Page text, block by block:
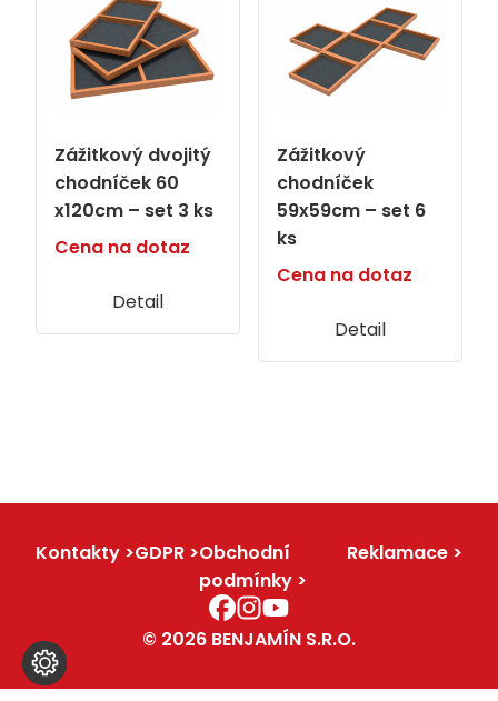
Zážitkový dvojitý
chodníček 60
x120cm – set 3 ks
Cena na dotaz
Detail
Zážitkový
chodníček
59x59cm – set 6
ks
Cena na dotaz
Detail
Kontakty GDPR
Obchodní
podmínky
Reklamace
© 2026 BENJAMÍN S.R.O.